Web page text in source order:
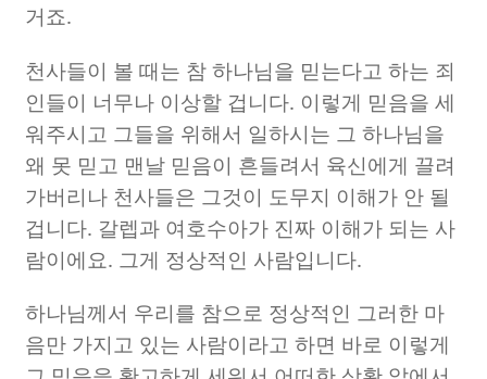
거죠.
천사들이 볼 때는 참 하나님을 믿는다고 하는 죄
인들이 너무나 이상할 겁니다. 이렇게 믿음을 세
워주시고 그들을 위해서 일하시는 그 하나님을
왜 못 믿고 맨날 믿음이 흔들려서 육신에게 끌려
가버리나 천사들은 그것이 도무지 이해가 안 될
겁니다. 갈렙과 여호수아가 진짜 이해가 되는 사
람이에요. 그게 정상적인 사람입니다.
하나님께서 우리를 참으로 정상적인 그러한 마
음만 가지고 있는 사람이라고 하면 바로 이렇게